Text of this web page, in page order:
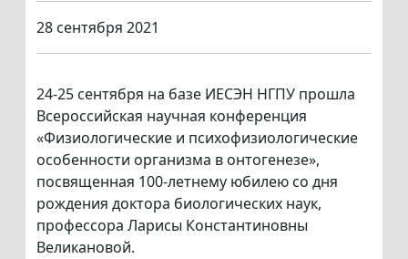
28 сентября 2021
24-25 сентября на базе ИЕСЭН НГПУ прошла
Всероссийская научная конференция
«Физиологические и психофизиологические
особенности организма в онтогенезе»,
посвященная 100-летнему юбилею со дня
рождения доктора биологических наук,
профессора Ларисы Константиновны
Великановой.